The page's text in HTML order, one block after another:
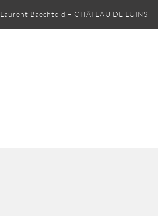
Laurent Baechtold – CHÂTEAU DE LUINS